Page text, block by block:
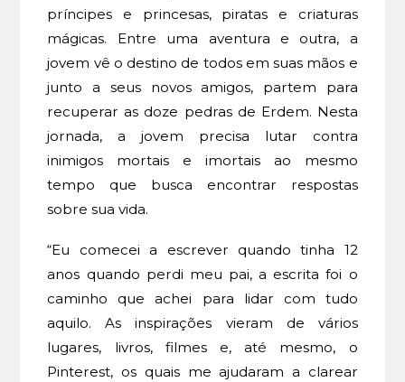
príncipes e princesas, piratas e criaturas
mágicas. Entre uma aventura e outra, a
jovem vê o destino de todos em suas mãos e
junto a seus novos amigos, partem para
recuperar as doze pedras de Erdem. Nesta
jornada, a jovem precisa lutar contra
inimigos mortais e imortais ao mesmo
tempo que busca encontrar respostas
sobre sua vida.
“Eu comecei a escrever quando tinha 12
anos quando perdi meu pai, a escrita foi o
caminho que achei para lidar com tudo
aquilo. As inspirações vieram de vários
lugares, livros, filmes e, até mesmo, o
Pinterest, os quais me ajudaram a clarear